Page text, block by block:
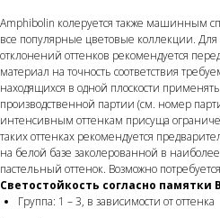
Amphibolin колеруется также машинным
все популярные цветовые коллекции.
отклонений оттенков рекомендуется
материал на точность соответствия
находящихся в одной плоскости
производственной партии (см. номер
интенсивным оттенкам присуща
таких оттенках рекомендуется
на белой базе заколерованной в
пастельный оттенок. Возможно
Светостойкость согласно памятки
Группа: 1 – 3, в зависимости от оттенка